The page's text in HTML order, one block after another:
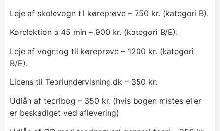
Leje af skolevogn til køreprøve – 750 kr. (kategori B).
Kørelektion a 45 min – 900 kr. (kategori B/E).
Leje af vogntog til køreprøve – 1200 kr. (kategori
B/E).
Licens til Teoriundervisning.dk – 350 kr.
Udlån af teoribog – 350 kr. (hvis bogen mistes eller
er beskadiget ved aflevering)